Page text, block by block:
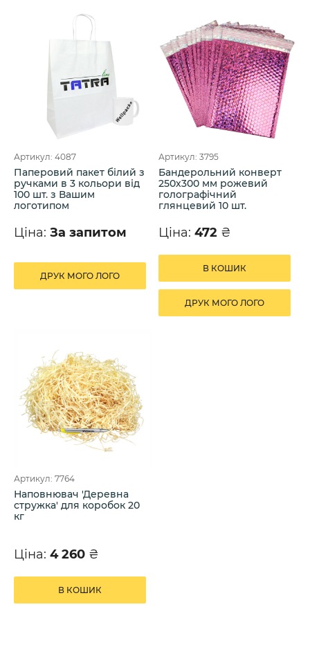
Артикул: 4087
Паперовий пакет білий з
ручками в 3 кольори від
100 шт. з Вашим
логотипом
Ціна: За запитом
ДРУК МОГО ЛОГО
Артикул: 3795
Бандерольний конверт
250х300 мм рожевий
голографічний
глянцевий 10 шт.
Ціна: 472 ₴
В КОШИК
ДРУК МОГО ЛОГО
Артикул: 7764
Наповнювач 'Деревна
стружка' для коробок 20
кг
Ціна: 4 260 ₴
В КОШИК